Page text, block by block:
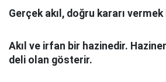
Gerçek akıl, doğru kararı
Akıl ve irfan bir hazinedir.
deli olan gösterir.